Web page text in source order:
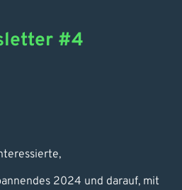
#4
2024 und darauf, mit